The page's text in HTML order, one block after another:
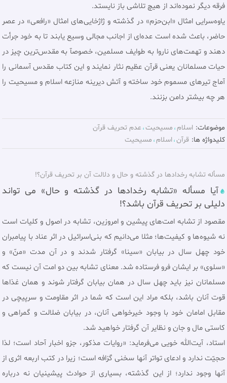
فرقه ديگر نموده‌اند از هيچ تلاشى باز نايستد.
ياوه‌سرايى امثال «ابن‌حزم» در گذشته و ژاژخايى‌هاى امثال «رافعى» در عصر
حاضر، باعث شده است عده‌اى از اجانب مجالى وسيع يابند تا به خود جرأت
دهند و تهمت‌هاى ناروا به طوايف مسلمين، خصوصآ به مقدس‌ترين چيز در
حيات مسلمانان يعنى قرآن عظيم نثار نمايند و اين كتاب مقدس آسمانى را
آماج تيرهاى مسموم خود ساخته و آتش ديرينه منازعه اسلام و مسيحيت را
هر چه بيشتر دامن بزنند.
موضوعات: اسلام مسيحيت عدم تحريف قرآن
کلیدواژه ها: قرآن اسلام مسيحيت
مسأله تشابه رخدادها در گذشته و حال‌ و دلالت آن بر تحریف قرآن؟!
آیا مسأله «تشابه رخدادها در گذشته و حال» می تواند
دلیلی بر تحریف قرآن باشد؟!
مقصود از تشابه امت‌هاى پيشين و امروزين، تشابه در اصول و كليات است
نه شيوه‌ها و كيفيت‌ها؛ مثلا مى‌دانيم كه بنى‌اسرائيل در اثر عناد با پيامبران
خود چهل سال در بيابان «سينا» گرفتار شدند و در آن مدت «منّ» و
«سلوى» بر ايشان فرو فرستاده شد. معناى تشابه بين دو امت آن نيست كه
مسلمانان نيز بايد چهل سال در همان بيابان گرفتار شوند و همان غذاها
قوت آنان باشد، بلكه مراد اين است كه شما در اثر مقاومت و سرپيچى در
مقابل امامان خود با وجود خيرخواهى آنان، در بيابان ضلالت و گمراهى و
كاستى مال و جان و نظاير آن گرفتار خواهيد شد.
استاد، آيت‌الله خويى مى‌فرمايد: «روايات مذكور، جزو اخبار آحاد است؛ لذا
حجيّت ندارد و ادعاى تواتر آنها سخنى گزافه است؛ زيرا در كتب اربعه اثرى از
آنها وجود ندارد؛ از اين گذشته، بسيارى از حوادث پيشينيان نه درباره